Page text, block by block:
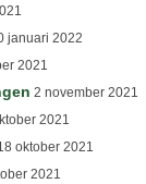
januari 2022
2021
2 november 2021
2021
oktober 2021
2021